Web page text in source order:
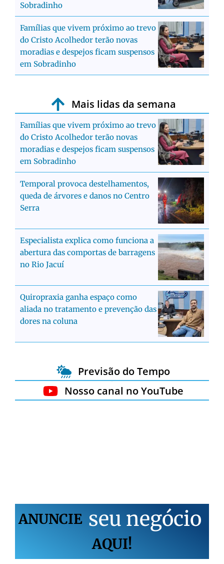
Sobradinho
Famílias que vivem próximo ao trevo
do Cristo Acolhedor terão novas
moradias e despejos ficam suspensos
em Sobradinho
Mais lidas da semana
Famílias que vivem próximo ao trevo
do Cristo Acolhedor terão novas
moradias e despejos ficam suspensos
em Sobradinho
Temporal provoca destelhamentos,
queda de árvores e danos no Centro
Serra
Especialista explica como funciona a
abertura das comportas de barragens
no Rio Jacuí
Quiropraxia ganha espaço como
aliada no tratamento e prevenção das
dores na coluna
Previsão do Tempo
Nosso canal no YouTube
ANUNCIE seu negócio
AQUI!